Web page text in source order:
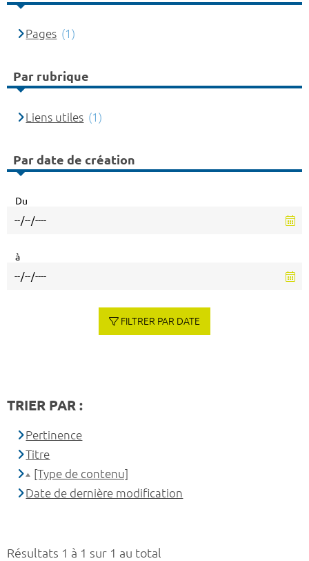
Résultats 1 à 1 sur 1 au total
Pages (1)
Par rubrique
Liens utiles (1)
Par date de création
Du
à
FILTRER PAR DATE
TRIER PAR :
Pertinence
Titre
[Type de contenu]
Date de dernière modification